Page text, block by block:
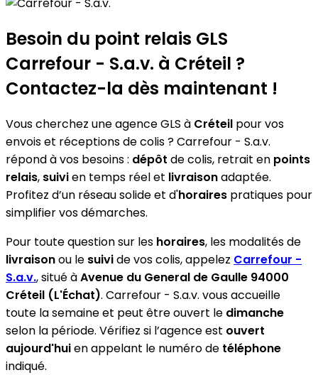
+
−
Besoin du point relais GLS
Carrefour - S.a.v. à Créteil ?
Contactez-la dès maintenant !
Vous cherchez une agence GLS à Créteil pour vos
envois et réceptions de colis ? Carrefour - S.a.v.
répond à vos besoins : dépôt de colis, retrait en points
relais, suivien temps réel et livraisonadaptée.
Profitez d’un réseau solide et d'horaires pratiques pour
simplifier vos démarches.
Pour toute question sur les horaires, les modalités de
livraisonou le suivide vos colis, appelez Carrefour -
S.a.v., situé àAvenue du General de Gaulle 94000
Créteil (L'Échat). Carrefour - S.a.v. vous accueille
toute la semaine et peut être ouvert le dimanche
selon la période. Vérifiez si l’agence est ouvert
aujourd'huien appelant le numéro de téléphone
indiqué.